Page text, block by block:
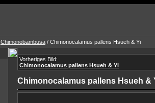
Chimonobambusa / Chimonocalamus pallens Hsueh & Yi
Vorheriges Bild:
Chimonocalamus pallens Hsueh & Yi
Chimonocalamus pallens Hsueh &